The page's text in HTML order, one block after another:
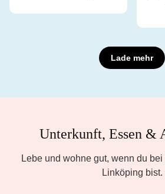
Lade mehr
Unterkunft, Essen &
Lebe und wohne gut, wenn du
Linköping bist.